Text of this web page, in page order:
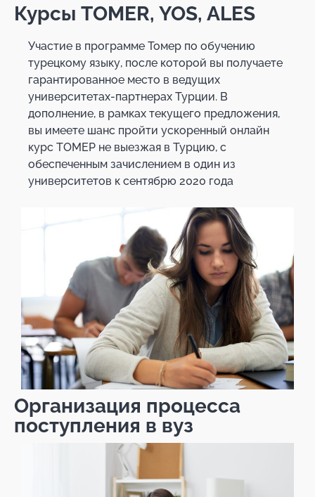
Курсы TOMER, YOS, ALES
Участие в программе Томер по обучению
турецкому языку, после которой вы получаете
гарантированное место в ведущих
университетах-партнерах Турции. В
дополнение, в рамках текущего предложения,
вы имеете шанс пройти ускоренный онлайн
курс ТОМЕР не выезжая в Турцию, с
обеспеченным зачислением в один из
университетов к сентябрю 2020 года
Организация процесса
поступления в вуз